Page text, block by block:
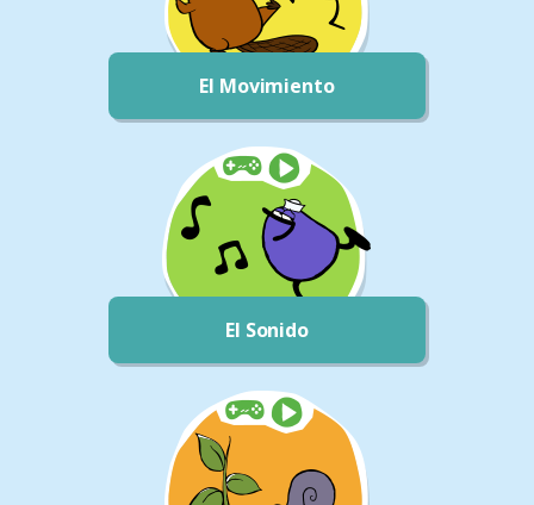
El Movimiento
El Sonido